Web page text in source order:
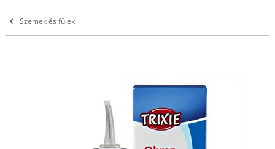
Szemek és fülek